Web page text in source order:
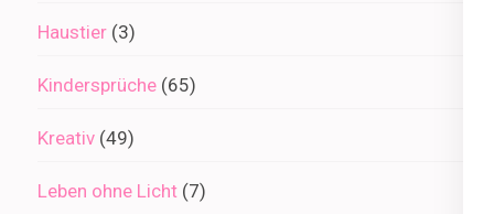
Haustier (3)
Kindersprüche (65)
Kreativ (49)
Leben ohne Licht (7)